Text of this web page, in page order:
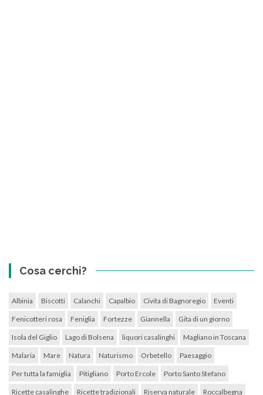
Cosa cerchi?
Albinia Biscotti Calanchi Capalbio Civita di Bagnoregio Eventi
Fenicotteri rosa Feniglia Fortezze Giannella Gita di un giorno
Isola del Giglio Lago di Bolsena liquori casalinghi Magliano in Toscana
Malaria Mare Natura Naturismo Orbetello Paesaggio
Per tutta la famiglia Pitigliano Porto Ercole Porto Santo Stefano
Ricette casalinghe Ricette tradizionali Riserva naturale Roccalbegna